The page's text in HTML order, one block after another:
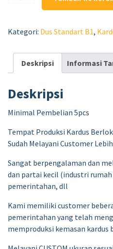
Kategori: Dus Standart B1,
Deskripsi Informasi
Deskripsi
Minimal Pembelian 5pcs
Tempat Produksi Kardus
Sudah Melayani Customer
Sangat berpengalaman dan
dan partai kecil (industri
pemerintahan, dll
Kami memiliki customer
pemerintahan yang telah
memproduksi kemasan kardus